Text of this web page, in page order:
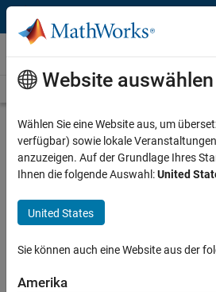
Weiter zum Inhalt
Videos
Videos Home Search
Description
Functions Using the
Website auswählen
Wählen Sie eine Website aus, um
verfügbar) sowie lokale
anzuzeigen. Auf der Grundlage Ihres
Ihnen die folgende Auswahl:United
United States
Sie können auch eine Website aus der
Amerika